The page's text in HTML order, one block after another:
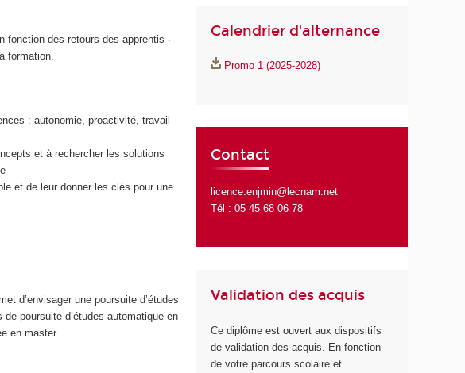
fonction des retours des apprentis ·
formation.
: autonomie, proactivité, travail
et à rechercher les solutions
et de leur donner les clés pour une
d’envisager une poursuite d’études
poursuite d’études automatique en
en master.
Calendrier d'alternance
Promo 1 (2025-2028)
Contact
licence.enjmin@lecnam.net
Tél : 05 45 68 06 78
Validation des acquis
Ce diplôme est ouvert aux dispositifs
de validation des acquis. En fonction
de votre parcours scolaire et